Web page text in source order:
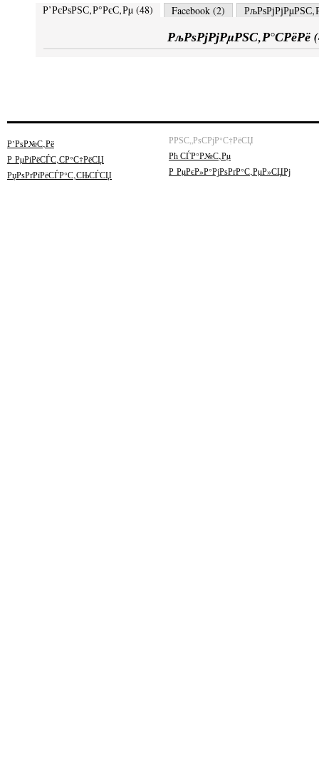
Р’РєРѕРЅС‚Р°РєС‚Рµ (48) Facebook (2)
РљРѕРјРјРµРЅС‚Р°СРёРё (
Р’РѕР№С‚Рё
Р РµРіРёСЃС‚СР°С†РёСЏ
РџРѕРґРїРёСЃР°С‚СЊСЃСЏ
РРЅС„РѕСРјР°С†РёСЏ
Рћ СЃР°Р№С‚Рµ
Р РµРєР»Р°РјРѕРґР°С‚РµР»СЏРј